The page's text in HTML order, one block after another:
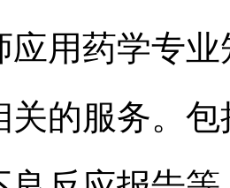
应用药学专
关的服务。